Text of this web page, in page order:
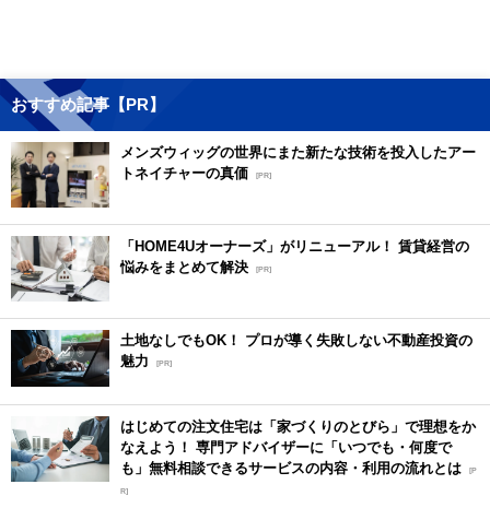
おすすめ記事【PR】
メンズウィッグの世界にまた新たな技術を投入したアー
トネイチャーの真価 [PR]
「HOME4Uオーナーズ」がリニューアル！ 賃貸経営の
悩みをまとめて解決 [PR]
土地なしでもOK！ プロが導く失敗しない不動産投資の
魅力
[PR]
はじめての注文住宅は「家づくりのとびら」で理想をか
なえよう！ 専門アドバイザーに「いつでも・何度で
も」無料相談できるサービスの内容・利用の流れとは [P
R]